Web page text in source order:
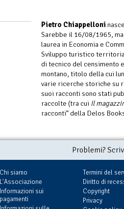
Pietro Chiappelloni
Sarebbe il 16/08/1965,
laurea in Economia e
Sviluppo turistico
di tecnico del censimento
montano, titolo della cui
varie ricerche storiche su
suoi racconti sono stati
raccolte (tra cui Il
racconti” della Delos
Problemi?
Chi siamo
L'Associazione
Informazioni sui
pagamenti
Termini del
Diritto di
Copyright
Privacy